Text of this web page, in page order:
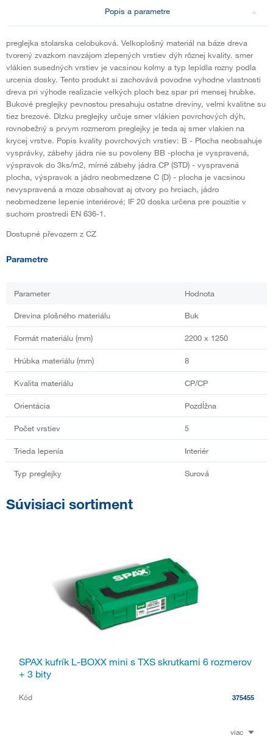
Popis a parametre
preglejka stolarska celobuková. Velkoplošný materiál na báze dreva
tvorený zvazkom navzájom zlepených vrstiev dýh rôznej kvality. smer
vlákien susedných vrstiev je vacsinou kolmy a typ lepidla rozny podla
urcenia dosky. Tento produkt si zachovává povodne vyhodne vlastnosti
dreva pri výhode realizacie velkých ploch bez spar pri mensej hrubke.
Bukové preglejky pevnostou presahuju ostatne dreviny, velmi kvalitne su
tiez brezové. Dlzku preglejky určuje smer vlákien povrchových dýh,
rovnobežný s prvym rozmerom preglejky je teda aj smer vlakien na
krycej vrstve. Popis kvality povrchových vrstiev: B - Plocha neobsahuje
vysprávky, zábehy jádra nie su povoleny BB -plocha je vyspravená,
výspravok do 3ks/m2, mírné zábehy jádra CP (STD) - vyspravená
plocha, výspravok a jádro neobmedzene C (D) - plocha je vacsinou
nevyspravená a moze obsahovat aj otvory po hrciach, jádro
neobmedzene lepenie interiérové; IF 20 doska určena pre pouzitie v
suchom prostredi EN 636-1.
Dostupné převozem z CZ
Parametre
Parameter Hodnota
Drevina plošného materiálu Buk
Formát materiálu (mm) 2200 x 1250
Hrúbka materiálu (mm) 8
Kvalita materiálu CP/CP
Orientácia Pozdĺžna
Počet vrstiev 5
Trieda lepenia Interiér
Typ preglejky Surová
Súvisiaci sortiment
SPAX kufrík L-BOXX mini s TXS skrutkami 6 rozmerov
+ 3 bity
Kód 375455
viac